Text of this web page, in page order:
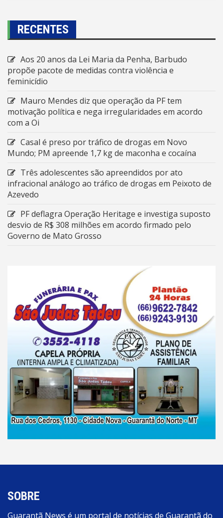
RECENTES
Aos 20 anos da Lei Maria da Penha, Barbudo
propõe pacote de medidas contra violência e
feminicídio
Mauro Mendes diz que operação da PF tem
motivação política e nega irregularidades em acordo
com a Oi
Casal é preso por tráfico de drogas em Novo
Mundo; PM apreende 1,7 kg de maconha e cocaína
Três adolescentes são apreendidos por ato
infracional análogo ao tráfico de drogas em Peixoto de
Azevedo
PF deflagra Operação Heritage e investiga suposto
desvio de R$ 308 milhões em acordo firmado pelo
Governo de Mato Grosso
SOBRE
Guarantã News é um portal de notícias de Guarantã do